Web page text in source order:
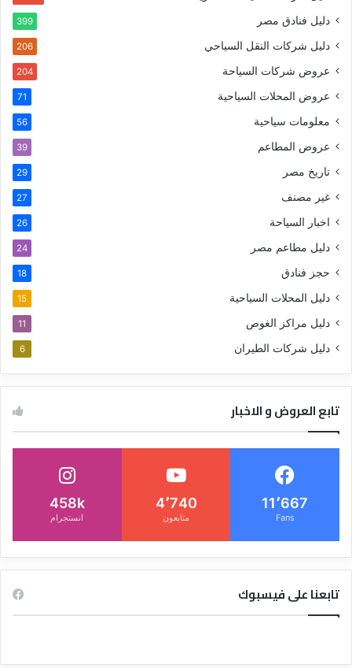
دليل فنادق مصر 399
دليل شركات النقل السياحي 206
عروض شركات السياحة 204
عروض المحلات السياحية 71
معلومات سياحية 56
عروض المطاعم 39
تاريخ مصر 29
غير مصنف 27
اخبار السياحة 26
دليل مطاعم مصر 24
حجز فنادق 18
دليل المحلات السياحية 15
دليل مراكز الغوص 11
دليل شركات الطيران 6
تابع العروض و الاخبار
11٬667
Fans
4٬740
متابعون
458k
انستجرام
تابعنا على فيسبوك